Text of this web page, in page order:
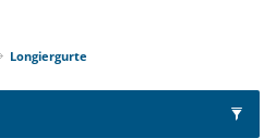
Longiergurte